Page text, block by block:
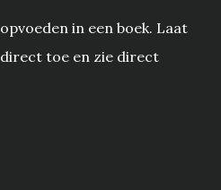
in een boek. Laat
toe en zie direct